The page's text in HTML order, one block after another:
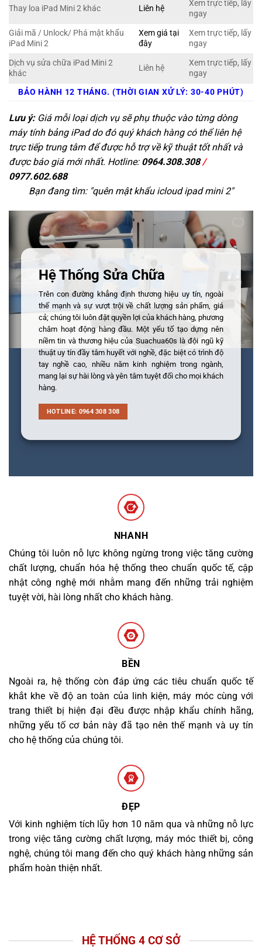
Thay loa iPad Mini 2 khác Liên hệ
Xem trực tiếp, lấy
ngay
Giải mã / Unlock/ Phá mật khẩu
iPad Mini 2
Xem giá tại
đây
Xem trực tiếp, lấy
ngay
Dịch vụ sửa chữa iPad Mini 2
khác
Liên hệ
Xem trực tiếp, lấy
ngay
BẢO HÀNH 12 THÁNG. (THỜI GIAN XỬ LÝ: 30-40 PHÚT)
Lưu ý:Giá mỗi loại dịch vụ sẽ phụ thuộc vào từng dòng
máy tính bảng iPad do đó quý khách hàng có thể liên hệ
trực tiếp trung tâm để được hỗ trợ về kỹ thuật tốt nhất và
được báo giá mới nhất. Hotline: 0964.308.308/
0977.602.688
Bạn đang tìm: "quên mật khẩu icloud ipad mini 2"
Hệ Thống Sửa Chữa
Trên con đường khẳng định thương hiệu uy tín, ngoài
thế mạnh và sự vượt trội về chất lượng sản phẩm, giá
cả; chúng tôi luôn đặt quyền lợi của khách hàng, phương
châm hoạt động hàng đầu. Một yếu tố tạo dựng nên
niềm tin và thương hiệu của Suachua60s là đội ngũ kỹ
thuật uy tín đầy tâm huyết với nghề, đặc biệt có trình độ
tay nghề cao, nhiều năm kinh nghiệm trong ngành,
mang lại sự hài lòng và yên tâm tuyệt đối cho mọi khách
hàng.
HOTLINE: 0964 308 308
NHANH
Chúng tôi luôn nỗ lực không ngừng trong việc tăng cường
chất lượng, chuẩn hóa hệ thống theo chuẩn quốc tế, cập
nhật công nghệ mới nhằm mang đến những trải nghiệm
tuyệt vời, hài lòng nhất cho khách hàng.
BỀN
Ngoài ra, hệ thống còn đáp ứng các tiêu chuẩn quốc tế
khắt khe về độ an toàn của linh kiện, máy móc cùng với
trang thiết bị hiện đại đều được nhập khẩu chính hãng,
những yếu tố cơ bản này đã tạo nên thế mạnh và uy tín
cho hệ thống của chúng tôi.
ĐẸP
Với kinh nghiệm tích lũy hơn 10 năm qua và những nỗ lực
trong việc tăng cường chất lượng, máy móc thiết bị, công
nghệ, chúng tôi mang đến cho quý khách hàng những sản
phẩm hoàn thiện nhất.
HỆ THỐNG 4 CƠ SỞ